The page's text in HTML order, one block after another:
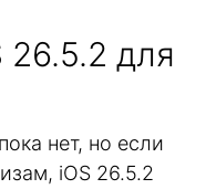
26.5.2 для
нет, но если
iOS 26.5.2